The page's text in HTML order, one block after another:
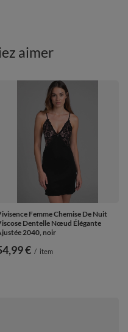
aimer
Femme Chemise De Nuit
Dentelle Nœud Élégante
2040, noir
€ / item